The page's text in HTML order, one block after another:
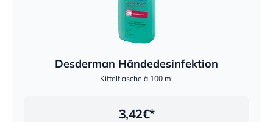
Desderman Händedesinfektion
Kittelflasche à 100 ml
3,42€*